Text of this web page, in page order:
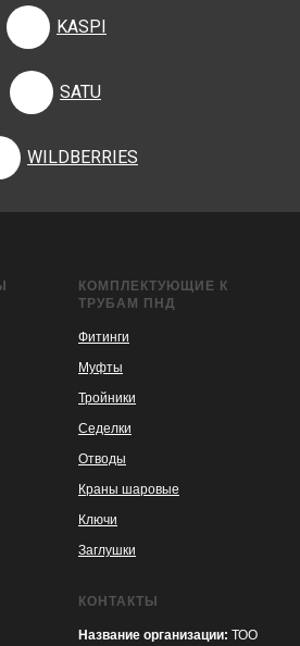
KASPI
KASPI
SATU
SATU
WILDBERRIES
WILDBERRIES
КОМПЛЕКТУЮЩИЕ К
ТРУБАМ ПНД
Фитинги
Муфты
Тройники
Седелки
Отводы
Краны шаровые
Ключи
Заглушки
КОНТАКТЫ
Название организации: ТОО